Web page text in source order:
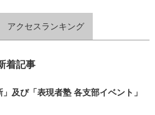
アクセスランキング
着記事
及び「表現者塾 各支部イベント」